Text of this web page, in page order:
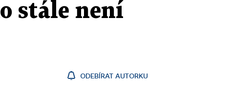
stále není
ODEBÍRAT AUTORKU